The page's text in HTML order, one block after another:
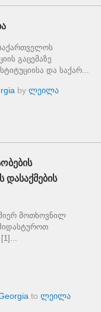
გაცემაზე
და საქარ...
by ლეილა
მოთხოვნილ
to ლეილა